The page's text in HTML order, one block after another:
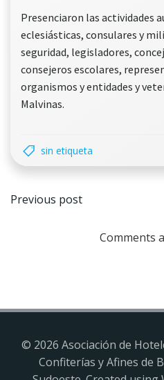
Presenciaron las actividades
eclesiásticas, consulares y
seguridad, legisladores,
consejeros escolares,
organismos y entidades y
Malvinas.
sin etiqueta
Navegación
Previous post
Comments
© 2026 Asociación de
Confiterías y Afines de